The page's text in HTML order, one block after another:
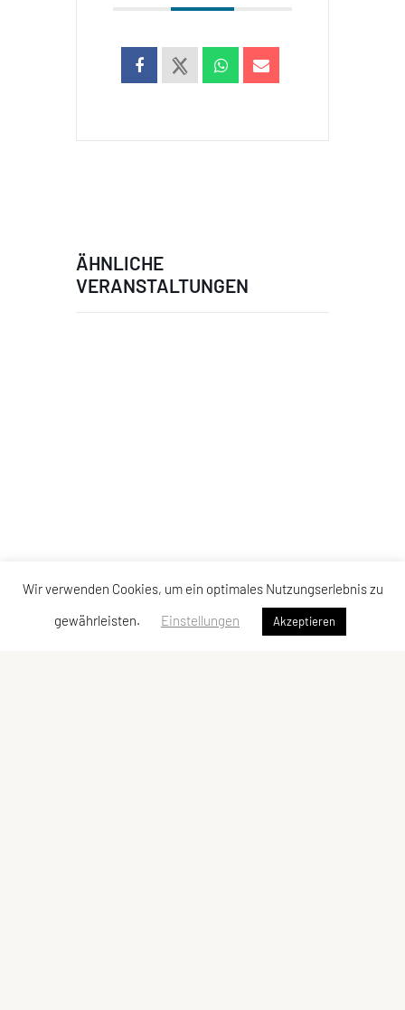
ÄHNLICHE
VERANSTALTUNGEN
Wir verwenden Cookies, um ein optimales Nutzungserlebnis zu
gewährleisten.
Einstellungen Akzeptieren